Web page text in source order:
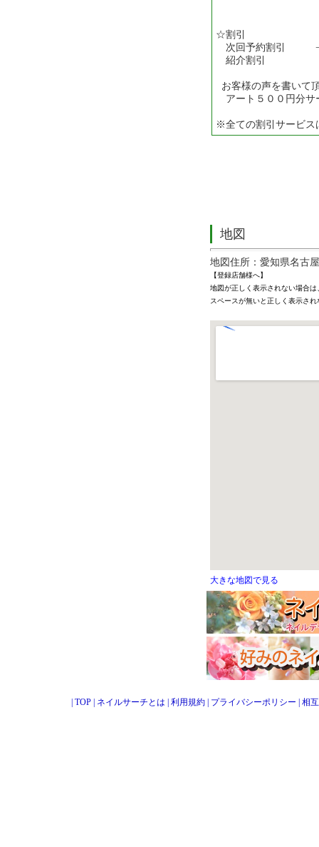
☆割引
次回予約割引 −
紹介割引 −
お客様の声を書いて
アート５００円分サ
※全ての割引サービス
地図
地図住所：愛知県名古
【登録店舗様へ】
地図が正しく表示されない場合
スペースが無いと正しく表示さ
大きな地図で見る
TOP ネイルサーチとは 利用規約 プライバシーポリシー 相